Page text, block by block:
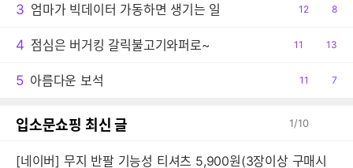
3 엄마가 빅데이터 가동하면 생기는 일
공
12
댓
8
4 점심은 버거킹 갈릭불고기와퍼로~
공
11
댓
13
5 아름다운 보석
공
11
댓
7
입소문쇼핑 최신 글 1/10
[네이버] 무지 반팔 기능성 티셔츠 5,900원(3장이상 구매시